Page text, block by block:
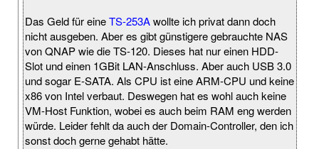
Das Geld für eineTS-253Awollte ich privat dann doch
nicht ausgeben. Aber es gibt günstigere gebrauchte NAS
von QNAP wie die TS-120. Dieses hat nur einen HDD-
Slot und einen 1GBit LAN-Anschluss. Aber auch USB 3.0
und sogar E-SATA. Als CPU ist eine ARM-CPU und keine
x86 von Intel verbaut. Deswegen hat es wohl auch keine
VM-Host Funktion, wobei es auch beim RAM eng werden
würde. Leider fehlt da auch der Domain-Controller, den ich
sonst doch gerne gehabt hätte.